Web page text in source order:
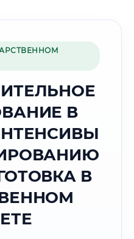
г.
☁️ +29°C, Пасмурно
В
В